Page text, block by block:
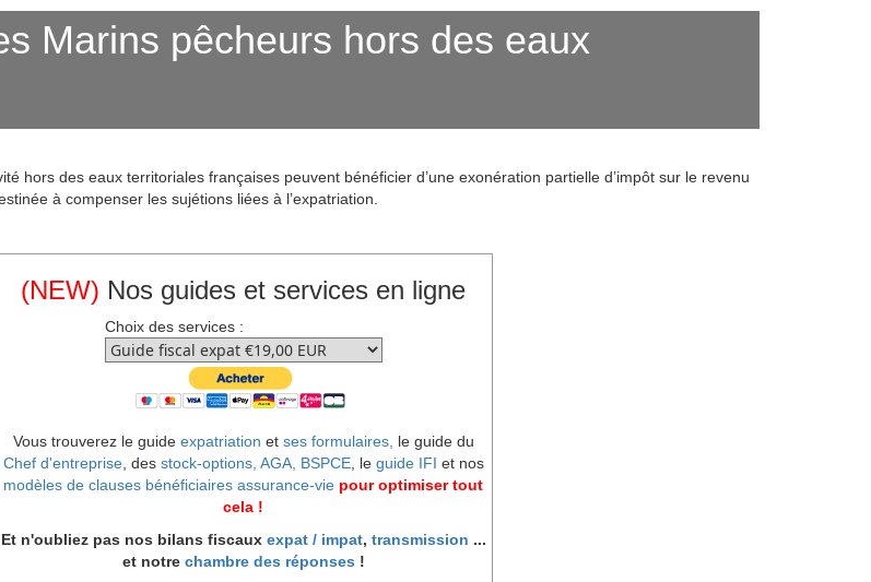
Marins pêcheurs hors des eaux
hors des eaux territoriales françaises peuvent bénéficier d’une exonération partielle d’impôt sur le revenu
à compenser les sujétions liées à l’expatriation.
(NEW) Nos guides et services en ligne
Choix des services :
Vous trouverez le guide expatriation et ses formulaires, le guide du
Chef d'entreprise, des stock-options, AGA, BSPCE, le guide IFI et nos
modèles de clauses bénéficiaires assurance-vie pour optimiser tout
cela !
Et n'oubliez pas nos bilans fiscaux expat / impat, transmission ...
et notre chambre des réponses !